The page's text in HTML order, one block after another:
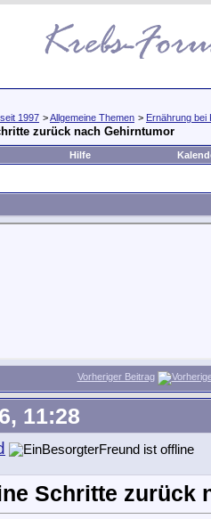
1997 >Allgemeine Themen > Ernährung bei
zurück nach Gehirntumor
Hilfe
Vorheriger Beitrag
11:28
Schritte zurück